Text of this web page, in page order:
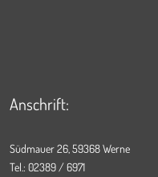
Anschrift:
Südmauer 26, 59368 Werne
Tel.: 02389 / 6971